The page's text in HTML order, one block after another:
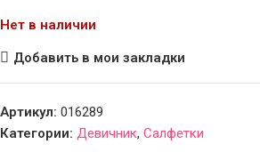
Нет в наличии
Добавить в мои закладки
Артикул: 016289
Категории: Девичник, Салфетки